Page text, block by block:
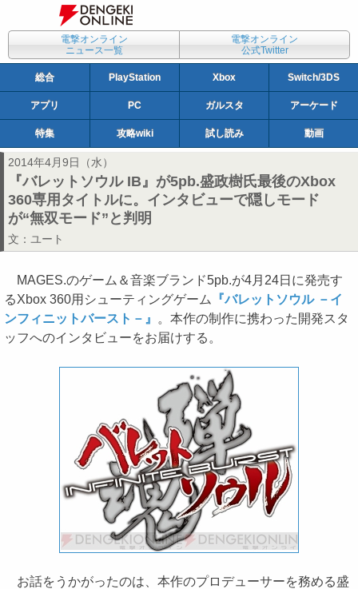
電撃オンライン
ニュース一覧
電撃オンライン
公式Twitter
総合 PlayStation Xbox Switch/3DS
アプリ PC ガルスタ アーケード
特集 攻略wiki 試し読み 動画
2014年4月9日（水）
『バレットソウル IB』が5pb.盛政樹氏最後のXbox
360専用タイトルに。インタビューで隠しモード
が“無双モード”と判明
文： ユート
MAGES.のゲーム＆音楽ブランド5pb.が4月24日に発売す
るXbox 360用シューティングゲーム
『バレットソウル －イ
ンフィニットバースト－』
。本作の制作に携わった開発スタ
ッフへのインタビューをお届けする。
お話をうかがったのは、本作のプロデューサーを務める盛